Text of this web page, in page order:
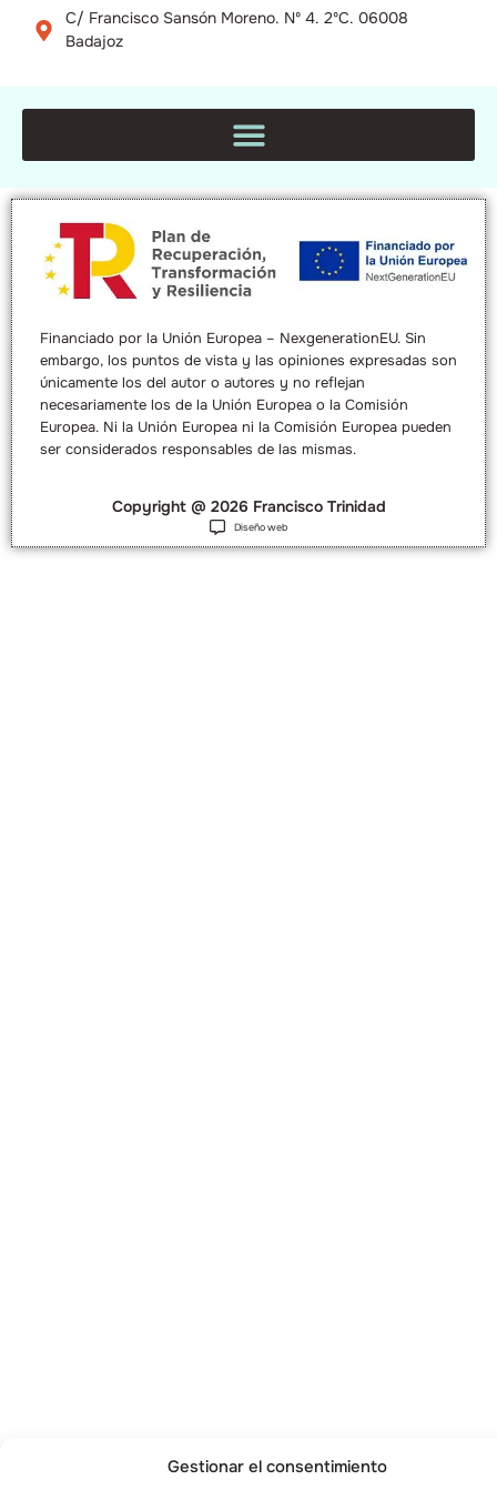
Gestionar el consentimiento
C/ Francisco Sansón Moreno. Nº 4. 2ºC. 06008
Badajoz
Financiado por la Unión Europea – NexgenerationEU. Sin
embargo, los puntos de vista y las opiniones expresadas son
únicamente los del autor o autores y no reflejan
necesariamente los de la Unión Europea o la Comisión
Europea. Ni la Unión Europea ni la Comisión Europea pueden
ser considerados responsables de las mismas.
Copyright @ 2026 Francisco Trinidad
Diseño web